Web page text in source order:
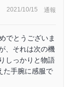
2021/10/15 通報
でとうございま
、それは次の機
しっかりと物語
た手腕に感服で